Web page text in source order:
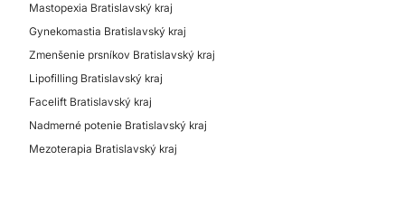
Mastopexia Bratislavský kraj
Gynekomastia Bratislavský kraj
Zmenšenie prsníkov Bratislavský kraj
Lipofilling Bratislavský kraj
Facelift Bratislavský kraj
Nadmerné potenie Bratislavský kraj
Mezoterapia Bratislavský kraj